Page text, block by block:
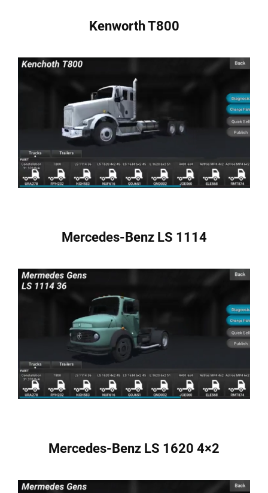
Kenworth T800
Mercedes-Benz LS 1114
Mercedes-Benz LS 1620 4×2